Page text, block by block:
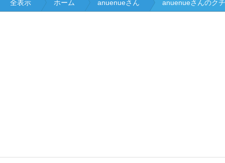
全表示 ホーム anuenueさん anuenueさんのク